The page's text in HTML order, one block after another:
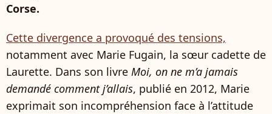
Corse.
Cette divergence a provoqué des tensions,
notamment avec Marie Fugain, la sœur cadette de
Laurette. Dans son livre Moi, on ne m’a jamais
demandé comment j’allais, publié en 2012, Marie
exprimait son incompréhension face à l’attitude